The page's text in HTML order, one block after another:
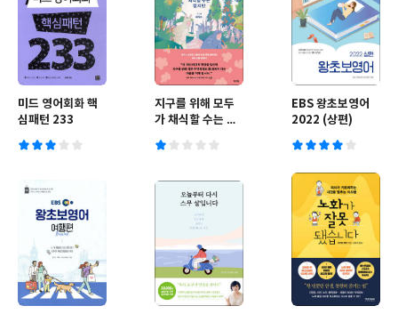
미드 영어회화 핵
심패턴 233
지구를 위해 모두
가 채식할 수는 없
EBS 왕초보영어
2022 (상편)